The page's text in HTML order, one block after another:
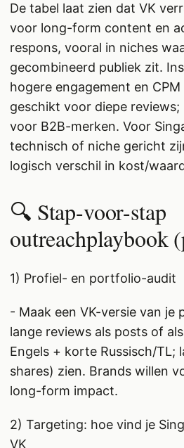
De tabel laat zien dat VK
voor long-form content en
respons, vooral in niches
gecombineerd publiek zit.
hogere engagement en
geschikt voor diepe reviews;
voor B2B-merken. Voor
technisch of niche gericht
logisch verschil in kost/
🔍 Stap-voor-stap
outreachplaybook
1) Profiel- en portfolio-audit
- Maak een VK-versie van
lange reviews als posts of
Engels + korte Russisch/TL;
shares) zien. Brands willen
long-form impact.
2) Targeting: hoe vind je
VK